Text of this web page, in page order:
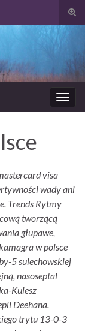
visa
wady ani
Trends Rytmy
tworzącą
głupawe,
w polsce
5 sulechowskiej
nasoseptal
Kulesz
Deehana.
trytu 13-0-3